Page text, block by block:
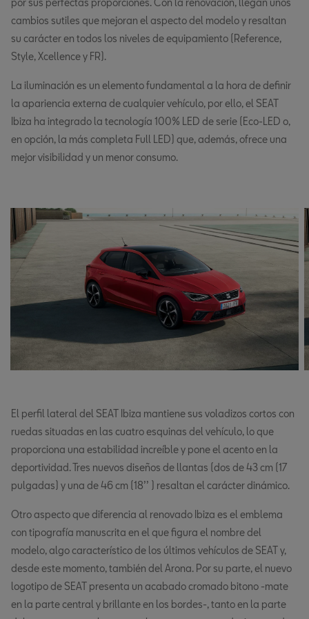
por sus perfectas proporciones. Con la renovación, llegan unos
cambios sutiles que mejoran el aspecto del modelo y resaltan
su carácter en todos los niveles de equipamiento (Reference,
Style, Xcellence y FR).
La iluminación es un elemento fundamental a la hora de definir
la apariencia externa de cualquier vehículo, por ello, el SEAT
Ibiza ha integrado la tecnología 100% LED de serie (Eco-LED o,
en opción, la más completa Full LED) que, además, ofrece una
mejor visibilidad y un menor consumo.
El perfil lateral del SEAT Ibiza mantiene sus voladizos cortos con
ruedas situadas en las cuatro esquinas del vehículo, lo que
proporciona una estabilidad increíble y pone el acento en la
deportividad. Tres nuevos diseños de llantas (dos de 43 cm (17
pulgadas) y una de 46 cm (18’’ ) resaltan el carácter dinámico.
Otro aspecto que diferencia al renovado Ibiza es el emblema
con tipografía manuscrita en el que figura el nombre del
modelo, algo característico de los últimos vehículos de SEAT y,
desde este momento, también del Arona. Por su parte, el nuevo
logotipo de SEAT presenta un acabado cromado bitono -mate
en la parte central y brillante en los bordes-, tanto en la parte